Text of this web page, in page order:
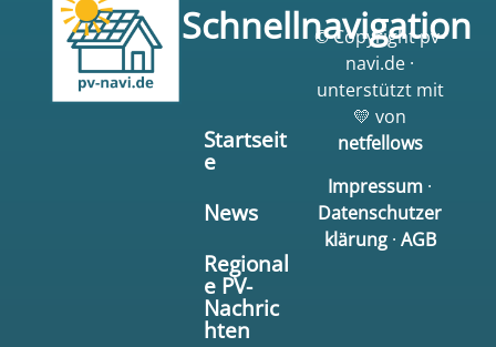
Schnellnavigation
Startseit
e
News
Regional
e PV-
Nachric
hten
© Copyright pv-
navi.de ·
unterstützt mit
💛 von
netfellows
Impressum ·
Datenschutzer
klärung· AGB